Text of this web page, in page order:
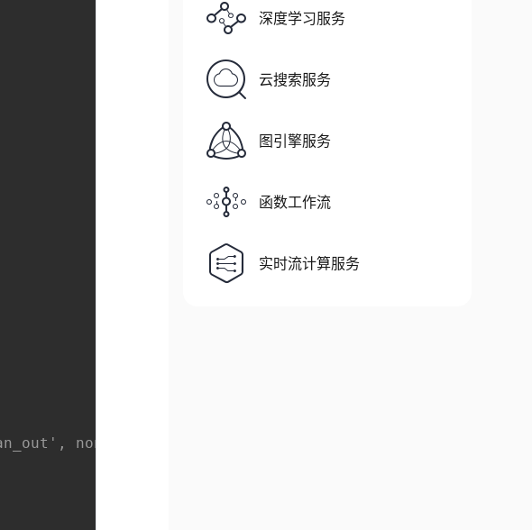
nonlinearity='relu')
深度学习服务
云搜索服务
图引擎服务
函数工作流
实时流计算服务